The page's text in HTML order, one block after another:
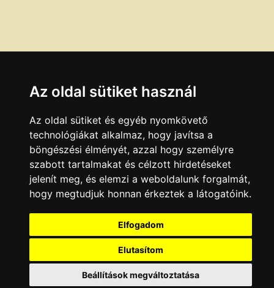
Az oldal sütiket használ
Az oldal sütiket és egyéb nyomkövető
technológiákat alkalmaz, hogy javítsa a
böngészési élményét, azzal hogy személyre
szabott tartalmakat és célzott hirdetéseket
jelenít meg, és elemzi a weboldalunk forgalmát,
hogy megtudjuk honnan érkeztek a látogatóink.
Elfogadom
Elutasítom
Beállítások megváltoztatása